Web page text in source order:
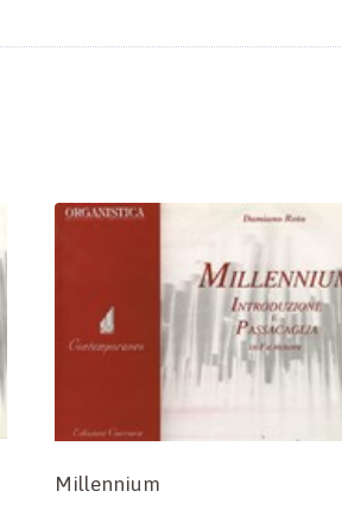
Millennium